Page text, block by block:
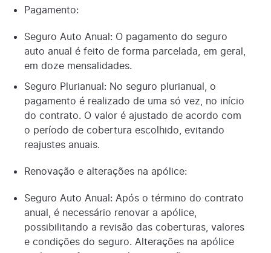
Pagamento:
Seguro Auto Anual: O pagamento do seguro
auto anual é feito de forma parcelada, em geral,
em doze mensalidades.
Seguro Plurianual: No seguro plurianual, o
pagamento é realizado de uma só vez, no início
do contrato. O valor é ajustado de acordo com
o período de cobertura escolhido, evitando
reajustes anuais.
Renovação e alterações na apólice:
Seguro Auto Anual: Após o término do contrato
anual, é necessário renovar a apólice,
possibilitando a revisão das coberturas, valores
e condições do seguro. Alterações na apólice